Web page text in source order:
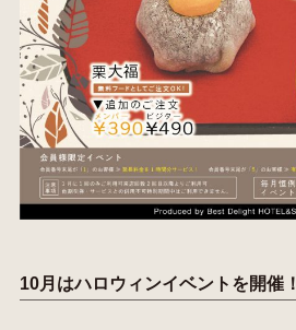
10月はハロウィンイベントを開催！